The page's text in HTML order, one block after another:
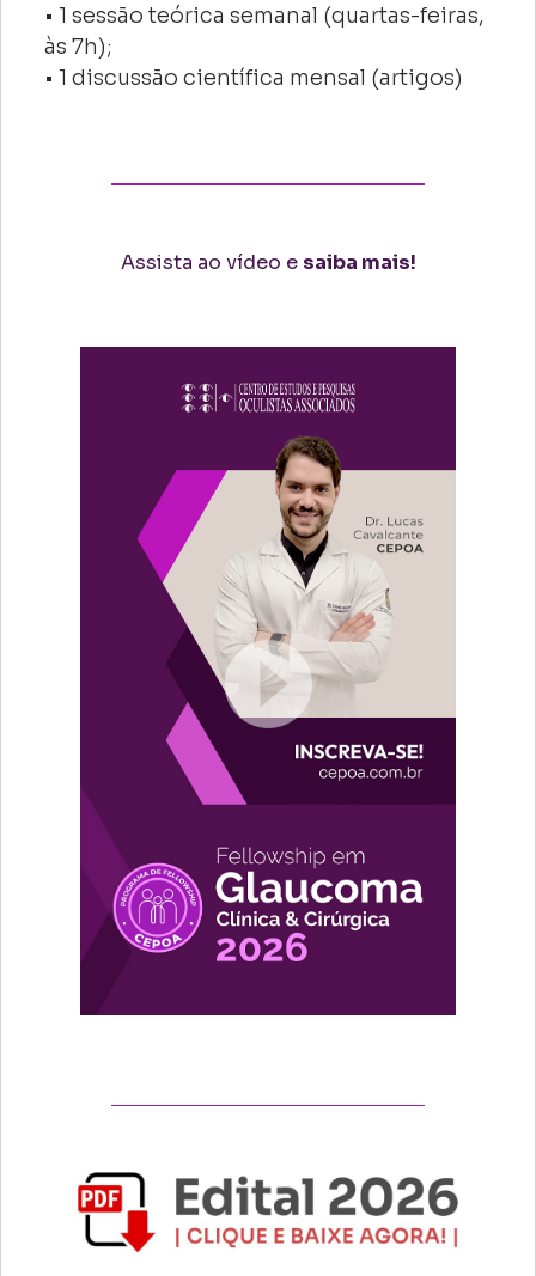
• 1 sessão teórica semanal (quartas-feiras,
às 7h);
• 1 discussão científica mensal (artigos)
Assista ao vídeo e saiba mais!